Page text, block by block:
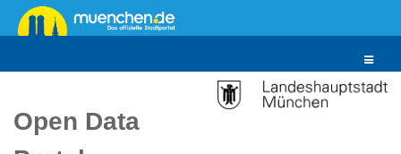
Überspringen
zum
Toggle
Open Data